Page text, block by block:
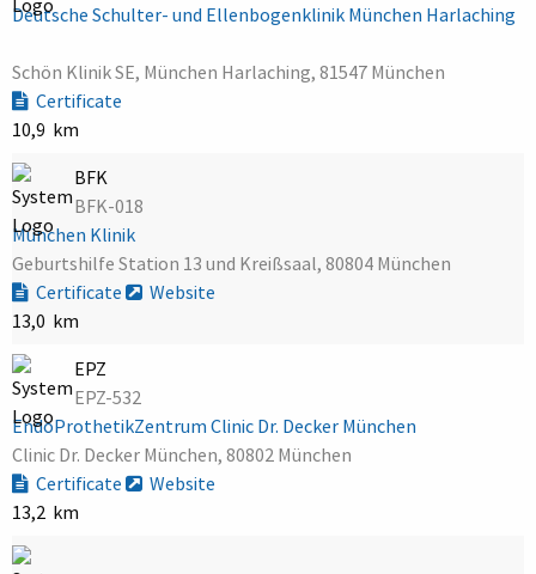
Deutsche Schulter- und Ellenbogenklinik München Harlaching
Schön Klinik SE, München Harlaching, 81547 München
Certificate
10,9 km
BFK
BFK-018
München Klinik
Geburtshilfe Station 13 und Kreißsaal, 80804 München
Certificate
Website
13,0 km
EPZ
EPZ-532
EndoProthetikZentrum Clinic Dr. Decker München
Clinic Dr. Decker München, 80802 München
Certificate
Website
13,2 km